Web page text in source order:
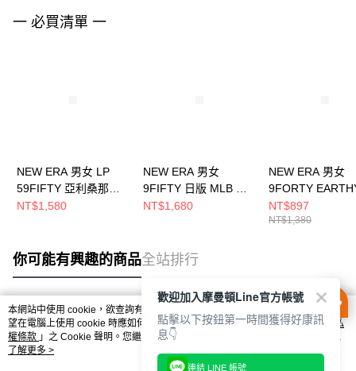
一 必買清單 一
NEW ERA 男女 LP
59FIFTY 亞利桑那響
尾蛇 NE70546266
NT$1,580
NEW ERA 男女
9FIFTY 日版 MLB W
LOGO 聖地牙哥教士
NT$1,680
NEW ERA 男女
9FORTY
SKIN NEW ERA
印花白
NT$897
NT$1,380
你可能有興趣的商品全站排行
熱門標籤
本網站中使用 cookie，欲查詢有關本網站使用 cookie 方式之詳情，及若您不希
望在電腦上使用 cookie 時應如何變更電腦的 cookie 設定，請參閱本網站「
隱私
權條款 」之 Cookie 聲明。您繼續使用本網站即表示您同意本公司得按本網站使
用條款之 Cookie 聲明使用 cookie。
了解更多 >
歡迎加入摩曼頓Line官方帳號
點擊以下按鈕第一時間獲得好康訊
息👇
連結 LINE 帳號